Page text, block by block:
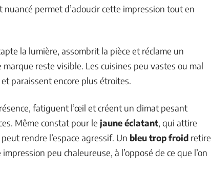
permet d’adoucir cette impression tout en
la lumière, assombrit la pièce et réclame un
reste visible. Les cuisines peu vastes ou mal
paraissent encore plus étroites.
fatiguent l’œil et créent un climat pesant
Même constat pour le jaune éclatant, qui attire
rendre l’espace agressif. Un bleu trop froid retire
peu chaleureuse, à l’opposé de ce que l’on